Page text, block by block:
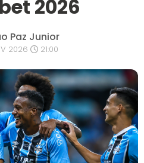
2026
Paz Junior
2026 21:00